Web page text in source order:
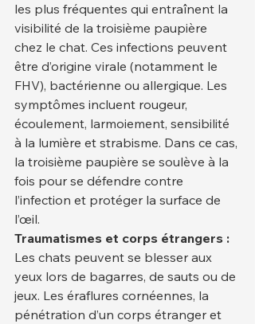
les plus fréquentes qui entraînent la
visibilité de la troisième paupière
chez le chat. Ces infections peuvent
être d’origine virale (notamment le
FHV), bactérienne ou allergique. Les
symptômes incluent rougeur,
écoulement, larmoiement, sensibilité
à la lumière et strabisme. Dans ce cas,
la troisième paupière se soulève à la
fois pour se défendre contre
l’infection et protéger la surface de
l’œil.
Traumatismes et corps étrangers :
Les chats peuvent se blesser aux
yeux lors de bagarres, de sauts ou de
jeux. Les éraflures cornéennes, la
pénétration d’un corps étranger et